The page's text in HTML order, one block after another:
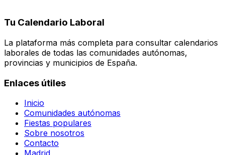
Tu Calendario Laboral
La plataforma más completa para consultar calendarios
laborales de todas las comunidades autónomas,
provincias y municipios de España.
Enlaces útiles
Inicio
Comunidades autónomas
Fiestas populares
Sobre nosotros
Contacto